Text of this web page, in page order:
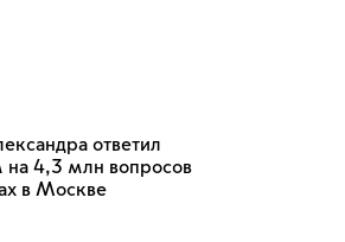
ответил
на 4,3 млн вопросов
в Москве